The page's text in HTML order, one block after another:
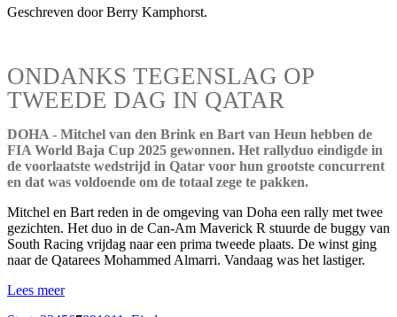
Geschreven door Berry Kamphorst.
ONDANKS TEGENSLAG OP
TWEEDE DAG IN QATAR
DOHA - Mitchel van den Brink en Bart van Heun hebben de
FIA World Baja Cup 2025 gewonnen. Het rallyduo eindigde in
de voorlaatste wedstrijd in Qatar voor hun grootste concurrent
en dat was voldoende om de totaal zege te pakken.
Mitchel en Bart reden in de omgeving van Doha een rally met twee
gezichten. Het duo in de Can-Am Maverick R stuurde de buggy van
South Racing vrijdag naar een prima tweede plaats. De winst ging
naar de Qatarees Mohammed Almarri. Vandaag was het lastiger.
Lees meer